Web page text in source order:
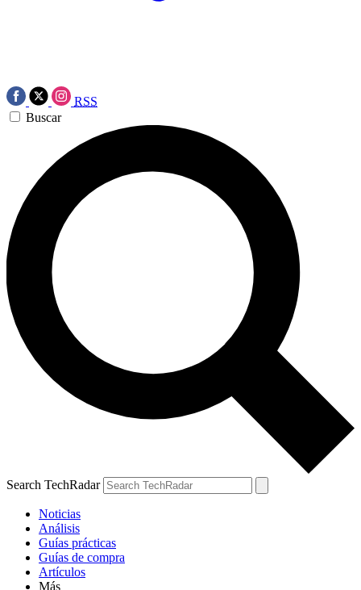
RSS
Buscar
Search TechRadar
Noticias
Análisis
Guías prácticas
Guías de compra
Artículos
Más